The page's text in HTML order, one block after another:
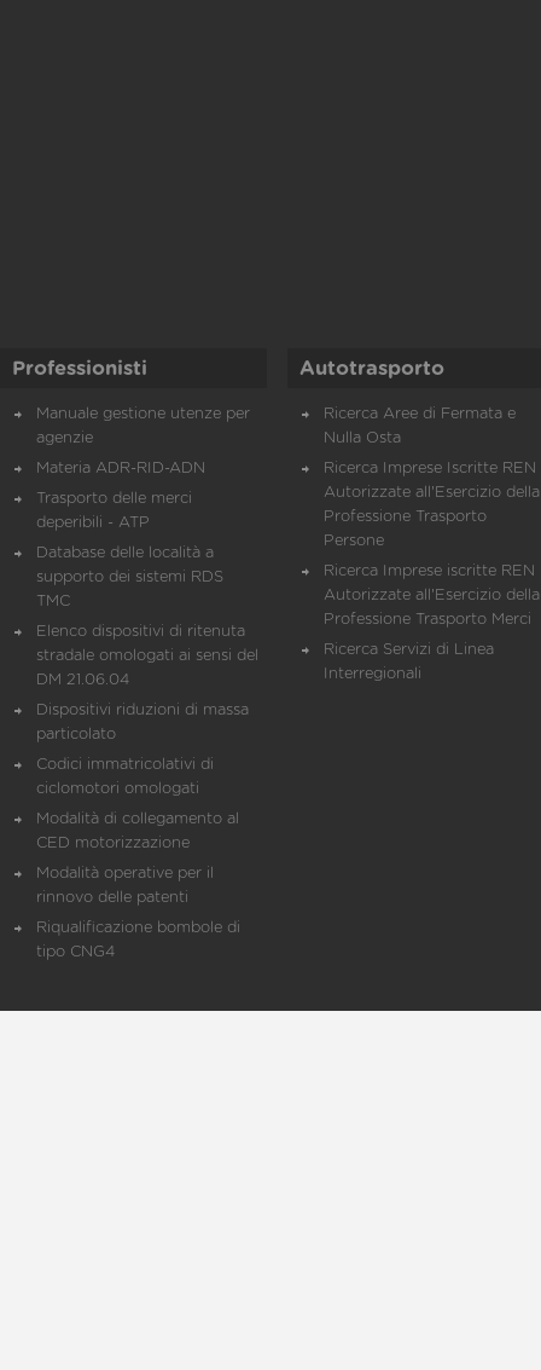
Professionisti
Manuale gestione utenze per
agenzie
Materia ADR-RID-ADN
Trasporto delle merci
deperibili - ATP
Database delle località a
supporto dei sistemi RDS
TMC
Elenco dispositivi di ritenuta
stradale omologati ai sensi del
DM 21.06.04
Dispositivi riduzioni di massa
particolato
Codici immatricolativi di
ciclomotori omologati
Modalità di collegamento al
CED motorizzazione
Modalità operative per il
rinnovo delle patenti
Riqualificazione bombole di
tipo CNG4
Autotrasporto
Ricerca Aree di Fermata e
Nulla Osta
Ricerca Imprese Iscritte REN
Autorizzate all'Esercizio della
Professione Trasporto
Persone
Ricerca Imprese iscritte REN
Autorizzate all'Esercizio della
Professione Trasporto Merci
Ricerca Servizi di Linea
Interregionali